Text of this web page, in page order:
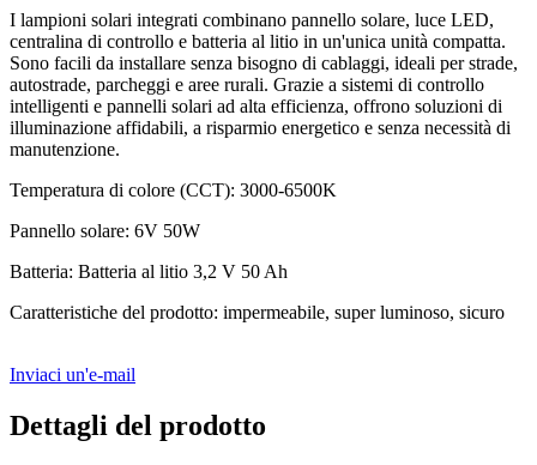
I lampioni solari integrati combinano pannello solare, luce LED,
centralina di controllo e batteria al litio in un'unica unità compatta.
Sono facili da installare senza bisogno di cablaggi, ideali per strade,
autostrade, parcheggi e aree rurali. Grazie a sistemi di controllo
intelligenti e pannelli solari ad alta efficienza, offrono soluzioni di
illuminazione affidabili, a risparmio energetico e senza necessità di
manutenzione.
Temperatura di colore (CCT): 3000-6500K
Pannello solare: 6V 50W
Batteria: Batteria al litio 3,2 V 50 Ah
Caratteristiche del prodotto: impermeabile, super luminoso, sicuro
Inviaci un'e-mail
Dettagli del prodotto